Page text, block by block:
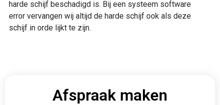
harde schijf beschadigd is. Bij een systeem software
error vervangen wij altijd de harde schijf ook als deze
schijf in orde lijkt te zijn.
Afspraak maken